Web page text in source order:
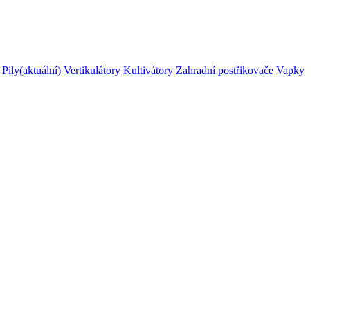
Pily(aktuální) Vertikulátory Kultivátory Zahradní postřikovače Vapky